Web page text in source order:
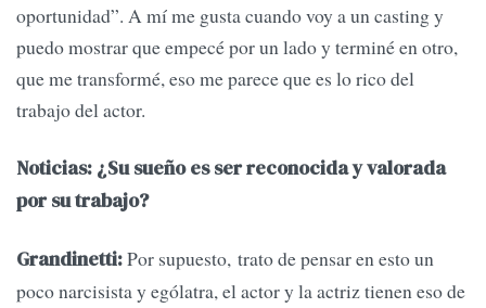
oportunidad”. A mí me gusta cuando voy a un casting y
puedo mostrar que empecé por un lado y terminé en otro,
que me transformé, eso me parece que es lo rico del
trabajo del actor.
Noticias: ¿Su sueño es ser reconocida y valorada
por su trabajo?
Grandinetti:Por supuesto, trato de pensar en esto un
poco narcisista y ególatra, el actor y la actriz tienen eso de